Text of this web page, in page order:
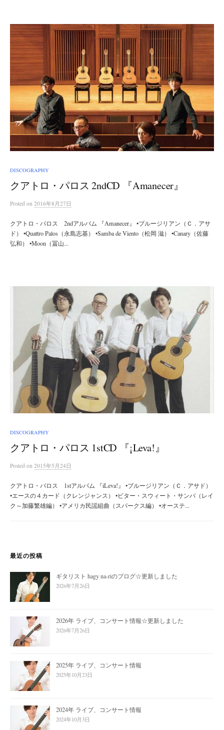
DISCOGRAPHY
クアトロ・パロス 2ndCD 『Amanecer』
Posted on 2016年8月27日
クアトロ・パロス 2ndアルバム 『Amanecer』 •ブルージリアン（Ｃ．アサ
ド） •Quattro Palos（永島志基） •Samba de Viento（松岡 滋） •Canary（佐藤
弘和） •Moon（冨山...
DISCOGRAPHY
クアトロ・パロス 1stCD 『¡Leva!』
Posted on 2015年5月24日
クアトロ・パロス 1stアルバム 『iLeva!』 •ブルージリアン（Ｃ．アサド）
•エースの４カード（クレンジャンス） •ビター・スウィート・サンバ（レイ
ク～加藤繁雄編） •アメリカ民謡組曲（スパークス編） •オーステ...
最近の投稿
ギタリスト hagy na-riのブログ☆更新しました
2026年7月26日
2026年 ライブ、コンサート情報☆更新しました
2026年7月26日
2025年 ライブ、コンサート情報
2025年10月23日
2024年 ライブ、コンサート情報
2024年10月3日